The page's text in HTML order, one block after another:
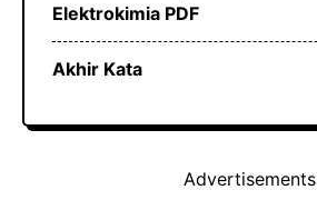
Elektrokimia PDF
Akhir Kata
Advertisements